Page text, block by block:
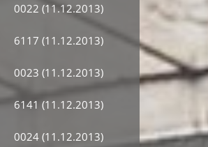
0022 (11.12.2013)
6117 (11.12.2013)
0023 (11.12.2013)
6141 (11.12.2013)
0024 (11.12.2013)